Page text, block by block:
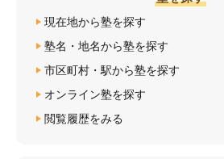
現在地から塾を探す
塾名・地名から塾を探す
市区町村・駅から塾を探す
オンライン塾を探す
閲覧履歴をみる